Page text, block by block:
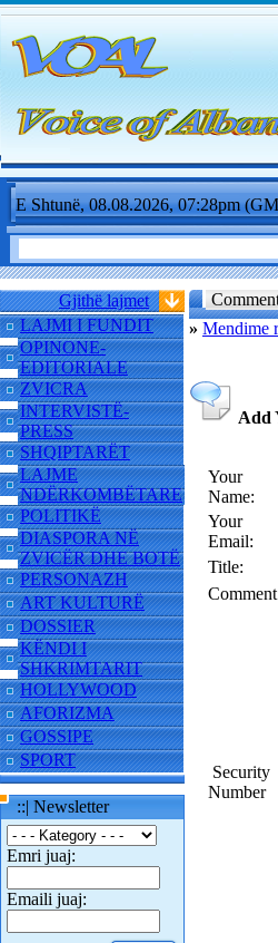
E Shtunë, 08.08.2026, 07:28pm
Gjithë lajmet
LAJMI I FUNDIT
OPINONE-
EDITORIALE
ZVICRA
INTERVISTË-
PRESS
SHQIPTARËT
LAJME
NDËRKOMBËTARE
POLITIKË
DIASPORA NË
ZVICËR DHE BOTË
PERSONAZH
ART KULTURË
DOSSIER
KËNDI I
SHKRIMTARIT
HOLLYWOOD
AFORIZMA
GOSSIPE
SPORT
::| Newsletter
Emri juaj:
Emaili juaj:
» Mendime
Add
Your
Name:
Your
Email:
Title:
Security
Number